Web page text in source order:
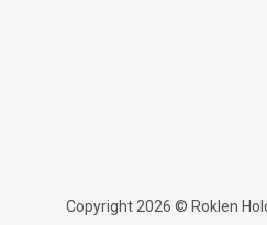
Copyright 2026 © Roklen